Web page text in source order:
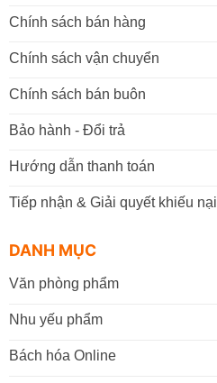
Chính sách bán hàng
Chính sách vận chuyển
Chính sách bán buôn
Bảo hành - Đổi trả
Hướng dẫn thanh toán
Tiếp nhận & Giải quyết khiếu nại
DANH MỤC
Văn phòng phẩm
Nhu yếu phẩm
Bách hóa Online